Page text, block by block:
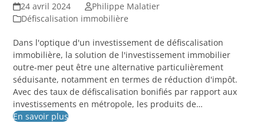
24 avril 2024
Philippe Malatier
Défiscalisation immobilière
Dans l'optique d'un investissement de défiscalisation
immobilière, la solution de l'investissement immobilier
outre-mer peut être une alternative particulièrement
séduisante, notamment en termes de réduction d'impôt.
Avec des taux de défiscalisation bonifiés par rapport aux
investissements en métropole, les produits de…
En savoir plus